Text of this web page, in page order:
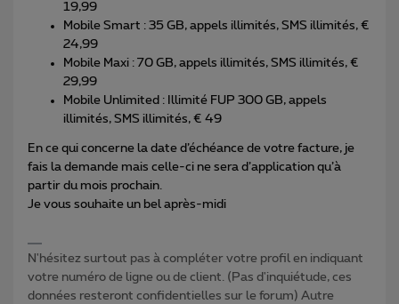
19,99
Mobile Smart : 35 GB, appels illimités, SMS illimités, €
24,99
Mobile Maxi : 70 GB, appels illimités, SMS illimités, €
29,99
Mobile Unlimited : Illimité FUP 300 GB, appels
illimités, SMS illimités, € 49
En ce qui concerne la date d’échéance de votre facture, je
fais la demande mais celle-ci ne sera d’application qu’à
partir du mois prochain.
Je vous souhaite un bel après-midi
N'hésitez surtout pas à compléter votre profil en indiquant
votre numéro de ligne ou de client. (Pas d'inquiétude, ces
données resteront confidentielles sur le forum) Autre